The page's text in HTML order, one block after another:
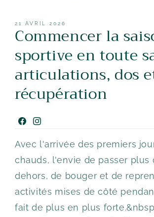
21 AVRIL 2026
Commencer la
sportive en toute
articulations, dos
récupération
Facebook
Instagram
Avec l'arrivée des premiers
chauds, l'envie de passer plus
dehors, de bouger et de
activités mises de côté
fait de plus en plus